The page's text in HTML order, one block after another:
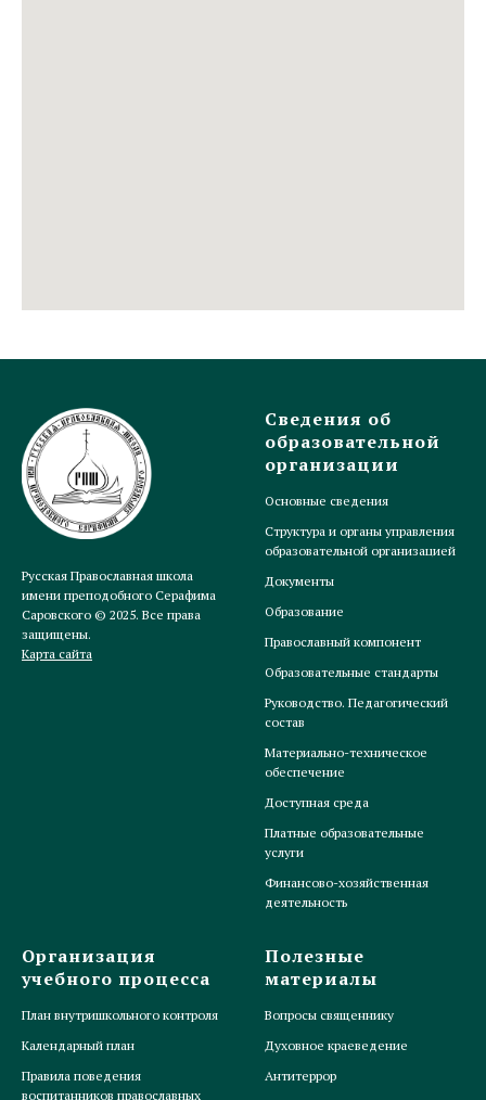
Русская Православная школа
имени преподобного Серафима
Саровского © 2025. Все права
защищены.
Карта сайта
Сведения об
образовательной
организации
Основные сведения
Структура и органы управления
образовательной организацией
Документы
Образование
Православный компонент
Образовательные стандарты
Руководство. Педагогический
состав
Материально-техническое
обеспечение
Доступная среда
Платные образовательные
услуги
Финансово-хозяйственная
деятельность
Организация
учебного процесса
План внутришкольного контроля
Календарный план
Правила поведения
воспитанников православных
Полезные
материалы
Вопросы священнику
Духовное краеведение
Антитеррор